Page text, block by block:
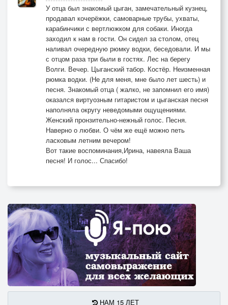
У отца был знакомый цыган, замечательный кузнец,
продавал кочерёжки, самоварные трубы, ухваты,
карабинчики с вертлюжком для собаки. Иногда
заходил к нам в гости. Он сидел за столом, отец
наливал очередную рюмку водки, беседовали. И мы
с отцом раза три были в гостях. Лес на берегу
Волги. Вечер. Цыганский табор. Костёр. Неизменная
рюмка водки. (Не для меня, мне было лет шесть) и
песня. Знакомый отца ( жалко, не запомнил его имя)
оказался виртуозным гитаристом и цыганская песня
наполняла округу неведомыми ощущениями.
Женский пронзительно-нежный голос. Песня.
Наверно о любви. О чём же ещё можно петь
ласковым летним вечером!
Вот такие воспоминания,Ирина, навеяла Ваша
песня! И голос... Спасибо!
НАМ 15 ЛЕТ